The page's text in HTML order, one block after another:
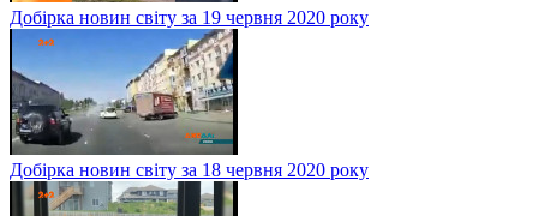
Добірка новин світу за 19 червня 2020 року
Добірка новин світу за 18 червня 2020 року